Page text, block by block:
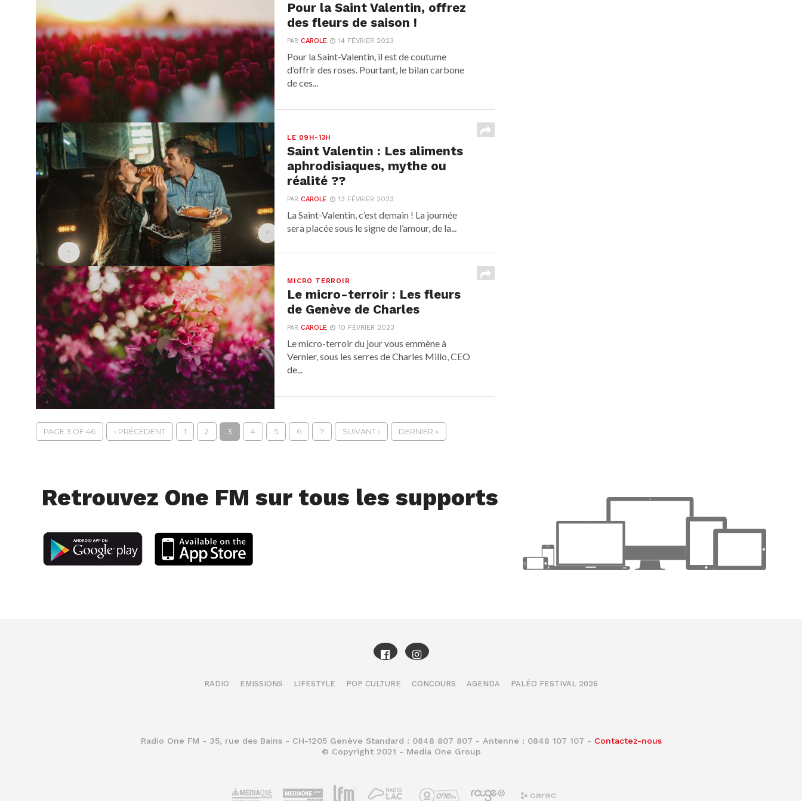
Pour la Saint Valentin, offrez
des fleurs de saison !
PARCAROLE 14 FÉVRIER 2023
Pour la Saint-Valentin, il est de coutume
d’offrir des roses. Pourtant, le bilan carbone
de ces...
LE 09H-13H
Saint Valentin : Les aliments
aphrodisiaques, mythe ou
réalité ??
PARCAROLE 13 FÉVRIER 2023
La Saint-Valentin, c’est demain ! La journée
sera placée sous le signe de l’amour, de la...
MICRO TERROIR
Le micro-terroir : Les fleurs
de Genève de Charles
PARCAROLE 10 FÉVRIER 2023
Le micro-terroir du jour vous emmène à
Vernier, sous les serres de Charles Millo, CEO
de...
PAGE 3 OF 46 ‹ PRÉCÉDENT 1 2 3 4 5 6 7 SUIVANT › DERNIER »
Retrouvez One FM sur tous les supports
RADIO EMISSIONS LIFESTYLE POP CULTURE CONCOURS AGENDA PALÉO FESTIVAL 2026
Radio One FM - 35, rue des Bains - CH-1205 Genève Standard : 0848 807 807 - Antenne : 0848 107 107 - Contactez-nous
© Copyright 2021 - Media One Group